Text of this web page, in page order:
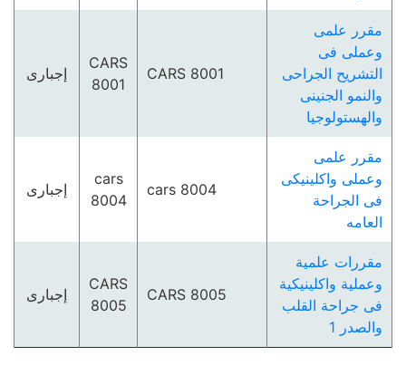
مقرر علمى
وعملى فى
التشريح الجراحى
والنمو الجنينى
والھستولوجيا
CARS 8001
CARS
8001
إجبارى
مقرر علمى
وعملى واكلينيكى
فى الجراحة
العامه
cars 8004
cars
8004
إجبارى
مقررات علمية
وعملية واكلينيكية
فى جراحة القلب
والصدر 1
CARS 8005
CARS
8005
إجبارى